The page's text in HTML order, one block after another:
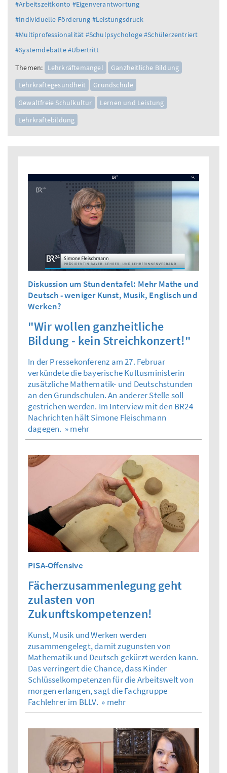
#Arbeitszeitkonto #Eigenverantwortung
#Individuelle Förderung #Leistungsdruck
#Multiprofessionalität #Schulpsychologe#Schülerzentriert
#Systemdebatte#Übertritt
Themen:
Lehrkräftemangel
Ganzheitliche Bildung
Lehrkräftegesundheit
Grundschule
Gewaltfreie Schulkultur
Lernen und Leistung
Lehrkräftebildung
Diskussion um Stundentafel: Mehr Mathe und
Deutsch - weniger Kunst, Musik, Englisch und
Werken?
"Wir wollen ganzheitliche
Bildung - kein Streichkonzert!"
In der Pressekonferenz am 27. Februar
verkündete die bayerische Kultusministerin
zusätzliche Mathematik- und Deutschstunden
an den Grundschulen. An anderer Stelle soll
gestrichen werden. Im Interview mit den BR24
Nachrichten hält Simone Fleischmann
dagegen. » mehr
PISA-Offensive
Fächerzusammenlegung geht
zulasten von
Zukunftskompetenzen!
Kunst, Musik und Werken werden
zusammengelegt, damit zugunsten von
Mathematik und Deutsch gekürzt werden kann.
Das verringert die Chance, dass Kinder
Schlüsselkompetenzen für die Arbeitswelt von
morgen erlangen, sagt die Fachgruppe
Fachlehrer im BLLV. » mehr